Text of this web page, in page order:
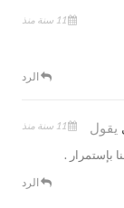
الرد
يقول
بإستمرار .
الرد